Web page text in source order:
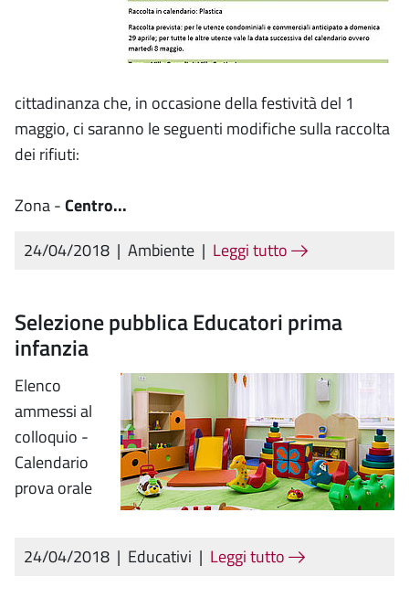
cittadinanza che, in occasione della festività del 1
maggio, ci saranno le seguenti modifiche sulla raccolta
dei rifiuti:
Zona -Centro...
24/04/2018 | Ambiente | Leggi tutto
Selezione pubblica Educatori prima
infanzia
Elenco
ammessi al
colloquio -
Calendario
prova orale
24/04/2018 | Educativi | Leggi tutto